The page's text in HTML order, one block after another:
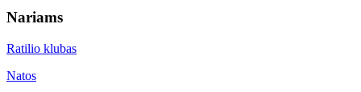
Nariams
Ratilio klubas
Natos